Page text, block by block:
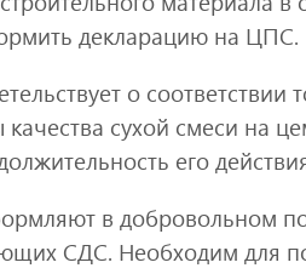
декларацию на ЦПС.
о соответствии
качества сухой смеси на
его
в добровольном
СДС. Необходим для